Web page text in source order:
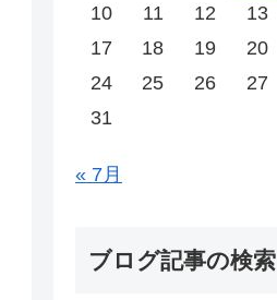
10
11 12 13
17
18 19 20
24
25 26 27
31
« 7月
ブログ記事の検索